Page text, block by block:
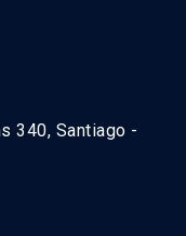
340, Santiago -